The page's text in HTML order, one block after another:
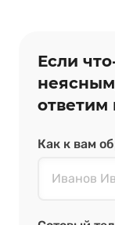
Если
Как к вам